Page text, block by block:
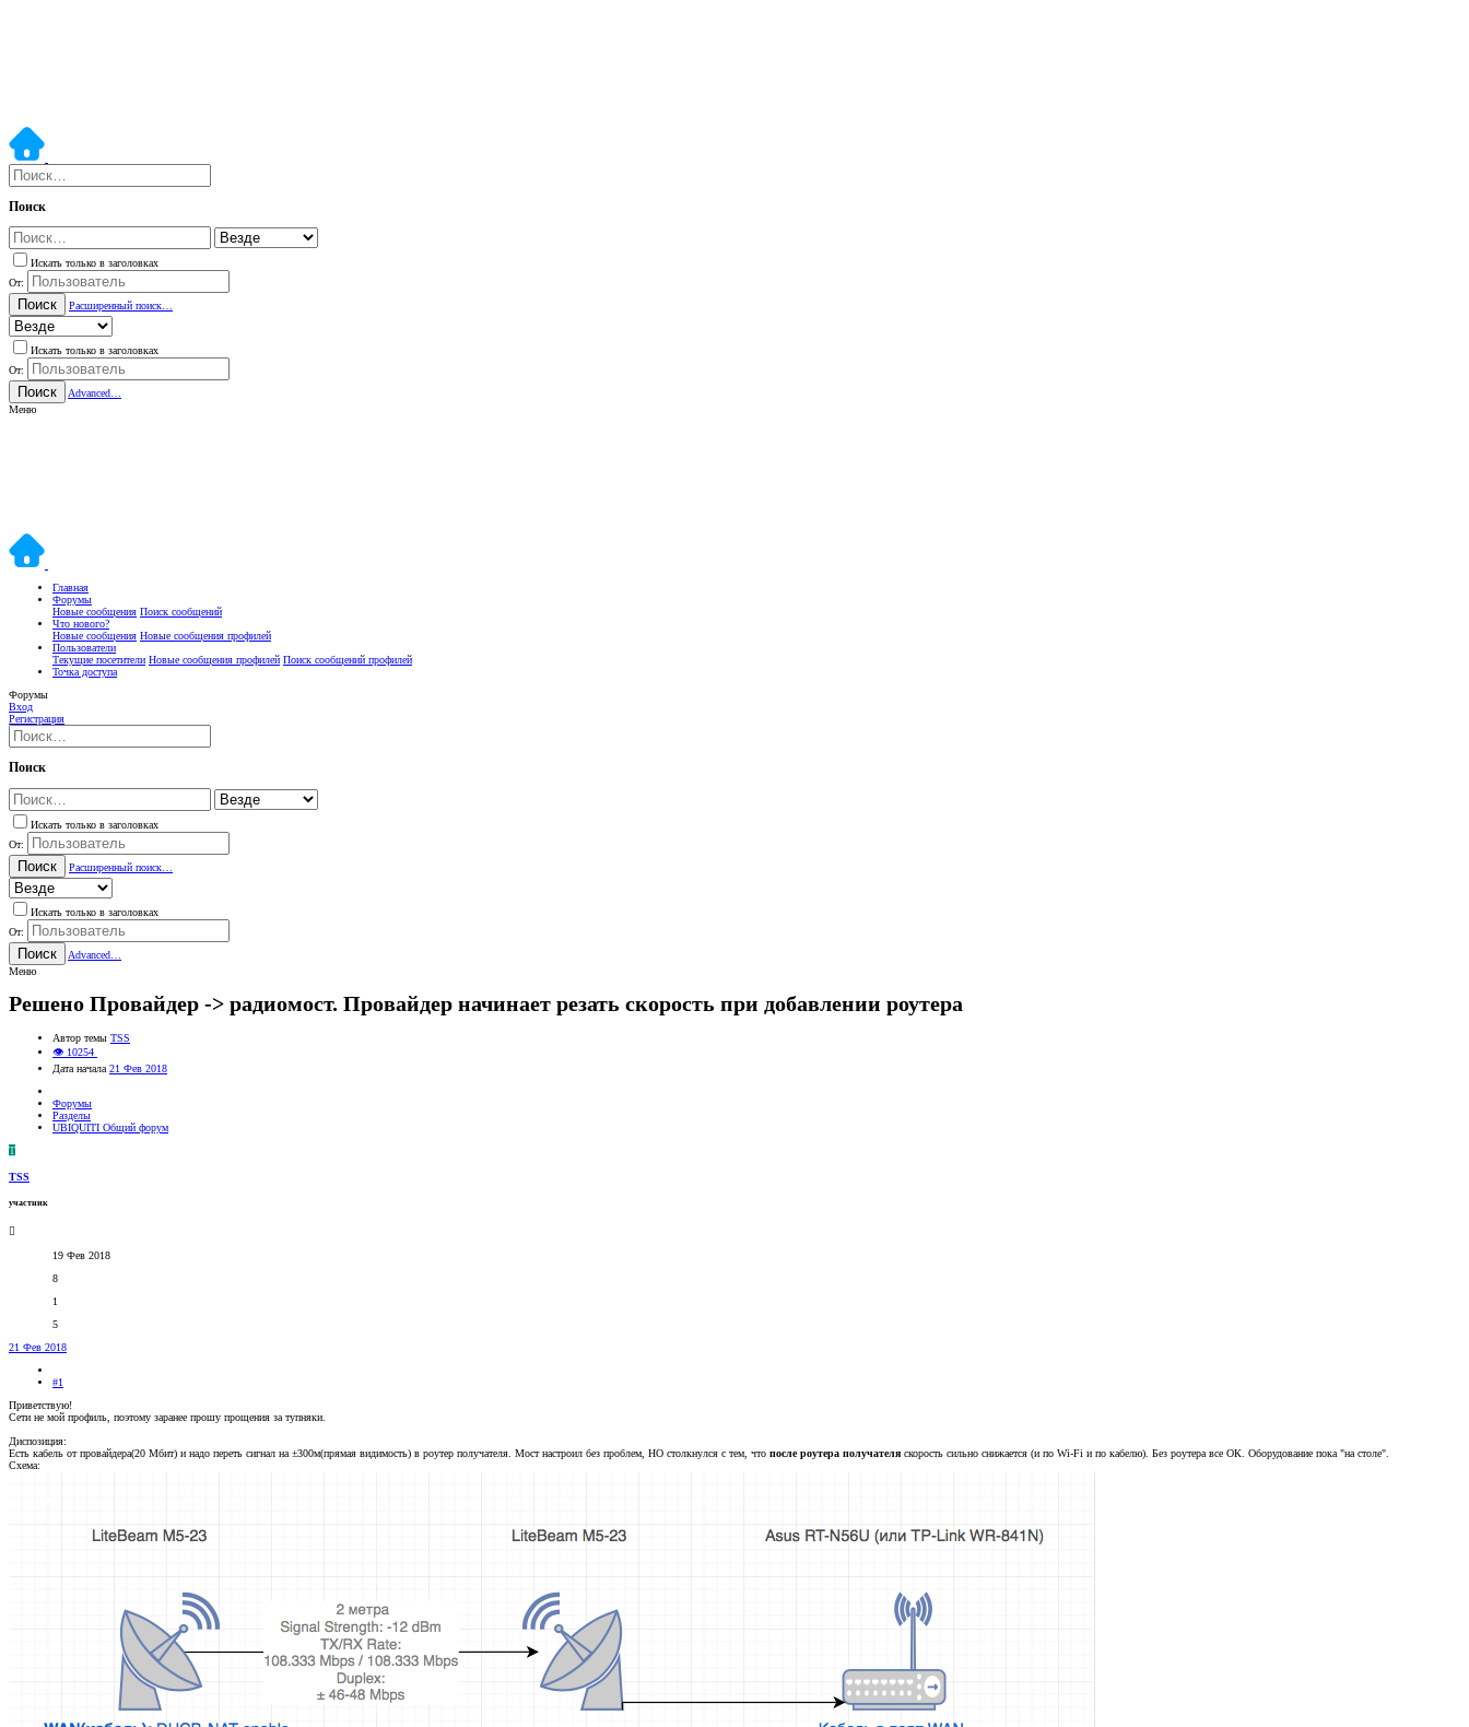
Поиск
Искать только в заголовках
От:
Поиск Расширенный поиск…
Искать только в заголовках
От:
Поиск
Advanced…
Меню
Главная
Форумы
Новые сообщения Поиск сообщений
Что нового?
Новые сообщения Новые сообщения профилей
Пользователи
Текущие посетители Новые сообщения профилей Поиск сообщений профилей
Точка доступа
Форумы
Вход
Регистрация
Поиск
Искать только в заголовках
От:
Поиск Расширенный поиск…
Искать только в заголовках
От:
Поиск
Advanced…
Меню
Решено Провайдер -> радиомост. Провайдер начинает резать скорость при добавлении роутера
Автор темы TSS
👁 10254
Дата начала 21 Фев 2018
Форумы
Разделы
UBIQUITI Общий форум
T
TSS
участник
19 Фев 2018
8
1
5
21 Фев 2018
#1
Приветствую!
Сети не мой профиль, поэтому заранее прошу прощения за тупняки.
Диспозиция:
Есть кабель от провайдера(20 Мбит) и надо переть сигнал на ±300м(прямая видимость) в роутер получателя. Мост настроил без проблем, НО столкнулся с тем, что после роутера получателя скорость сильно снижается (и по Wi-Fi и по кабелю). Без роутера все ОК. Оборудование пока "на столе".
Схема: